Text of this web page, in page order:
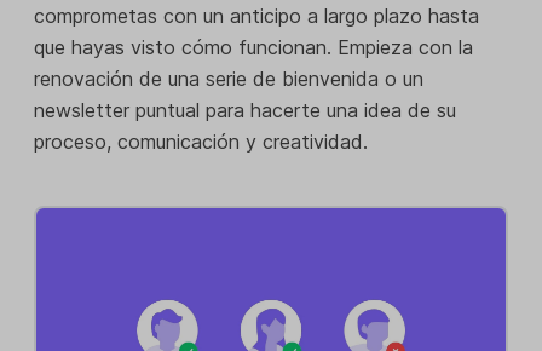
comprometas con un anticipo a largo plazo hasta
que hayas visto cómo funcionan. Empieza con la
renovación de una serie de bienvenida o un
newsletter puntual para hacerte una idea de su
proceso, comunicación y creatividad.